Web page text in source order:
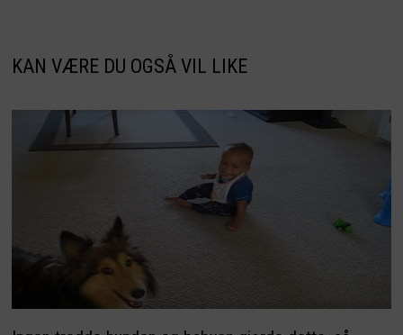
KAN VÆRE DU OGSÅ VIL LIKE